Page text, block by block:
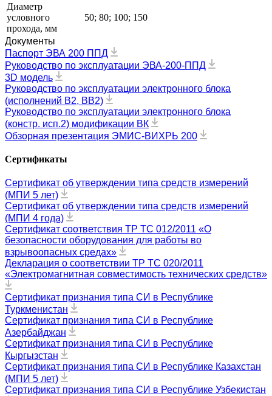
Диаметр
условного
прохода, мм
50; 80; 100; 150
Документы
Паспорт ЭВА 200 ППД
Руководство по эксплуатации ЭВА-200-ППД
3D модель
Руководство по эксплуатации электронного блока
(исполнений В2, ВВ2)
Руководство по эксплуатации электронного блока
(констр. исп.2) модификации ВК
Обзорная презентация ЭМИС-ВИХРЬ 200
Сертификаты
Сертификат об утверждении типа средств измерений
(МПИ 5 лет)
Сертификат об утверждении типа средств измерений
(МПИ 4 года)
Сертификат соответствия ТР ТС 012/2011 «О
безопасности оборудования для работы во
взрывоопасных средах»
Декларация о соответствии ТР ТС 020/2011
«Электромагнитная совместимость технических средств»
Сертификат признания типа СИ в Республике
Туркменистан
Сертификат признания типа СИ в Республике
Азербайджан
Сертификат признания типа СИ в Республике
Кыргызстан
Сертификат признания типа СИ в Республике Казахстан
(МПИ 5 лет)
Сертификат признания типа СИ в Республике Узбекистан